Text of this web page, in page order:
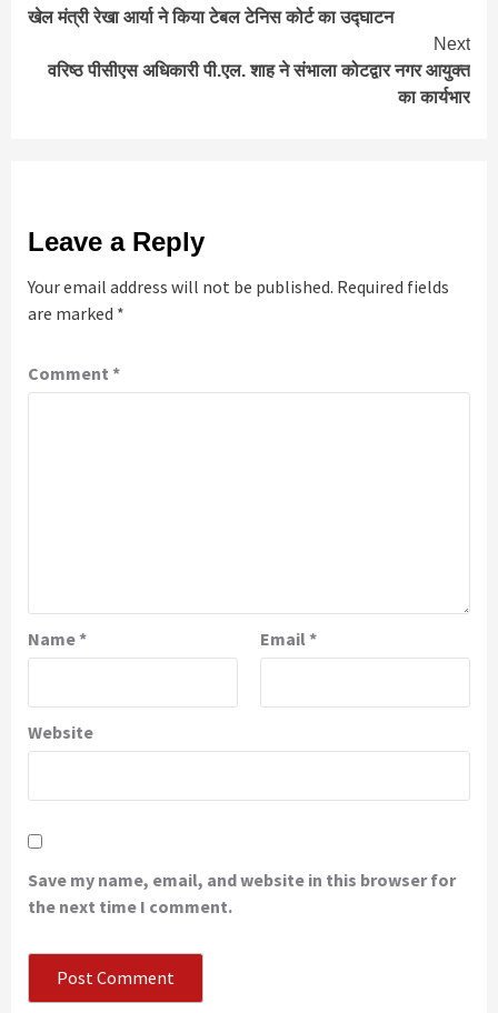
Reading
खेल मंत्री रेखा आर्या ने किया टेबल टेनिस कोर्ट का उद्घाटन
Next
वरिष्ठ पीसीएस अधिकारी पी.एल. शाह ने संभाला कोटद्वार नगर आयुक्त
का कार्यभार
Leave a Reply
Your email address will not be published. Required fields
are marked *
Comment *
Name* Email *
Website
Save my name, email, and website in this browser for
the next time I comment.